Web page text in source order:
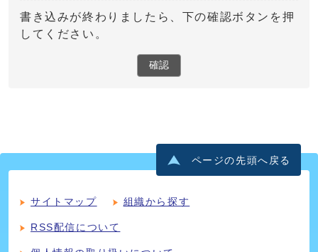
書き込みが終わりましたら、下の確認ボタンを押
してください。
確認
ページの先頭へ戻る
サイトマップ 組織から探す
RSS配信について